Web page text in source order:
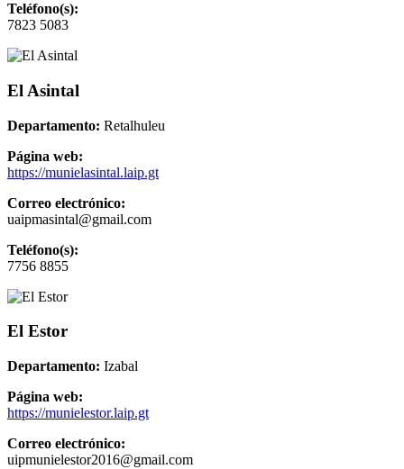
Teléfono(s):
7823 5083
El Asintal
Departamento: Retalhuleu
Página web:
https://munielasintal.laip.gt
Correo electrónico:
uaipmasintal@gmail.com
Teléfono(s):
7756 8855
El Estor
Departamento: Izabal
Página web:
https://munielestor.laip.gt
Correo electrónico:
uipmunielestor2016@gmail.com